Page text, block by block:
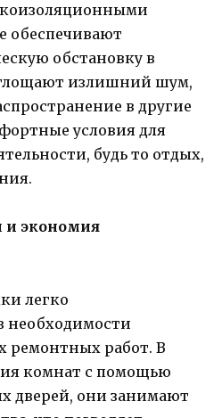
обеспечивают
обстановку в
излишний шум,
в другие
условия для
будь то отдых,
и экономия
легко
необходимости
ремонтных работ. В
комнат с помощью
дверей, они занимают